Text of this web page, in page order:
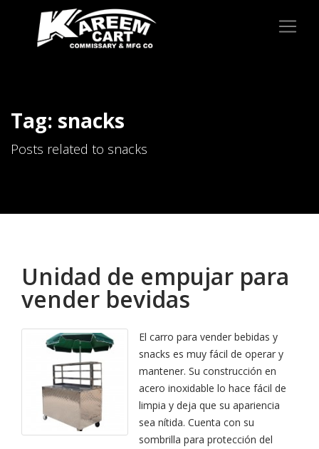
Tag: snacks
Posts related to snacks
Unidad de empujar para
vender bevidas
El carro para vender bebidas y
snacks es muy fácil de operar y
mantener. Su construcción en
acero inoxidable lo hace fácil de
limpia y deja que su apariencia
sea nítida. Cuenta con su
sombrilla para protección del